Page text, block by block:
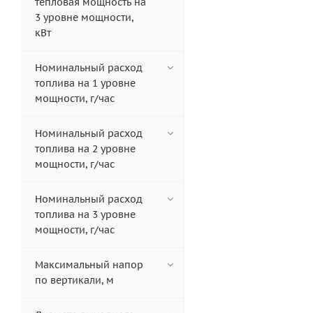
3 уровне мощности,
кВт
Номинальный расход
топлива на 1 уровне
мощности, г/час
Номинальный расход
топлива на 2 уровне
мощности, г/час
Номинальный расход
топлива на 3 уровне
мощности, г/час
Максимальный напор
по вертикали, м